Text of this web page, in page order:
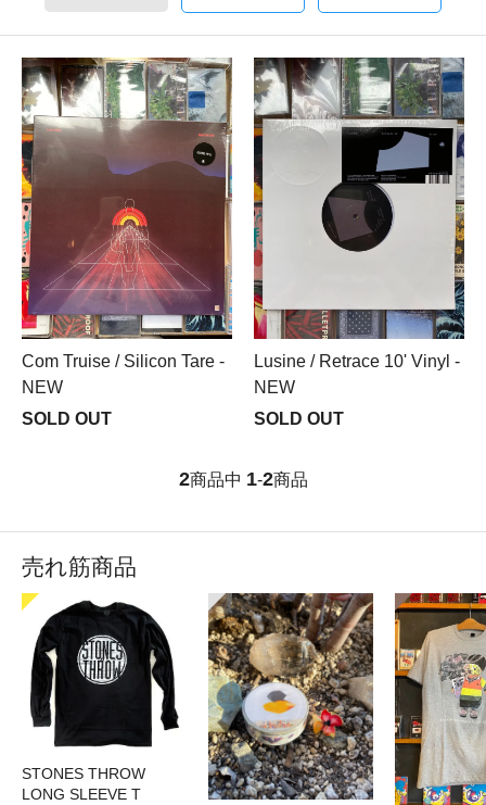
Com Truise / Silicon Tare -
NEW
SOLD OUT
Lusine / Retrace 10' Vinyl -
NEW
SOLD OUT
2商品中 1-2商品
売れ筋商品
STONES THROW
LONG SLEEVE T